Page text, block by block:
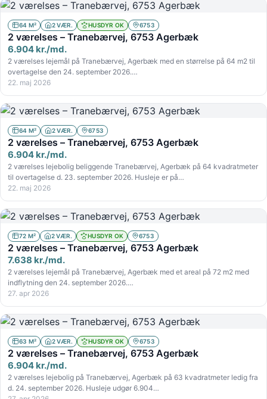
64 M² 2 VÆR. HUSDYR OK 6753
2 værelses – Tranebærvej, 6753 Agerbæk
6.904 kr./md.
2 værelses lejemål på Tranebærvej, Agerbæk med en størrelse på 64 m2 til
overtagelse den 24. september 2026.…
22. maj 2026
64 M² 2 VÆR. 6753
2 værelses – Tranebærvej, 6753 Agerbæk
6.904 kr./md.
2 værelses lejebolig beliggende Tranebærvej, Agerbæk på 64 kvadratmeter
til overtagelse d. 23. september 2026. Husleje er på…
22. maj 2026
72 M² 2 VÆR. HUSDYR OK 6753
2 værelses – Tranebærvej, 6753 Agerbæk
7.638 kr./md.
2 værelses lejemål på Tranebærvej, Agerbæk med et areal på 72 m2 med
indflytning den 24. september 2026.…
27. apr 2026
63 M² 2 VÆR. HUSDYR OK 6753
2 værelses – Tranebærvej, 6753 Agerbæk
6.904 kr./md.
2 værelses lejebolig på Tranebærvej, Agerbæk på 63 kvadratmeter ledig fra
d. 24. september 2026. Husleje udgør 6.904…